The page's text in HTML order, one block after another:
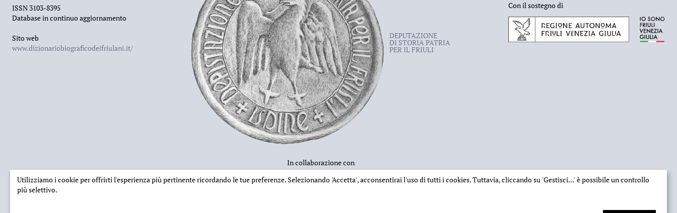
ISSN 3103-8395
Database in continuo aggiornamento
Sito web
www.dizionariobiograficodeifriulani.it/
DEPUTAZIONE
DI STORIA PATRIA
PER IL FRIULI
In collaborazione con
Con il sostegno di
Utilizziamo i cookie per offrirti l'esperienza più pertinente ricordando le tue preferenze. Selezionando 'Accetta', acconsentirai l'uso di tutti i cookies. Tuttavia, cliccando su 'Gestisci...'è possibile un controllo
più selettivo.